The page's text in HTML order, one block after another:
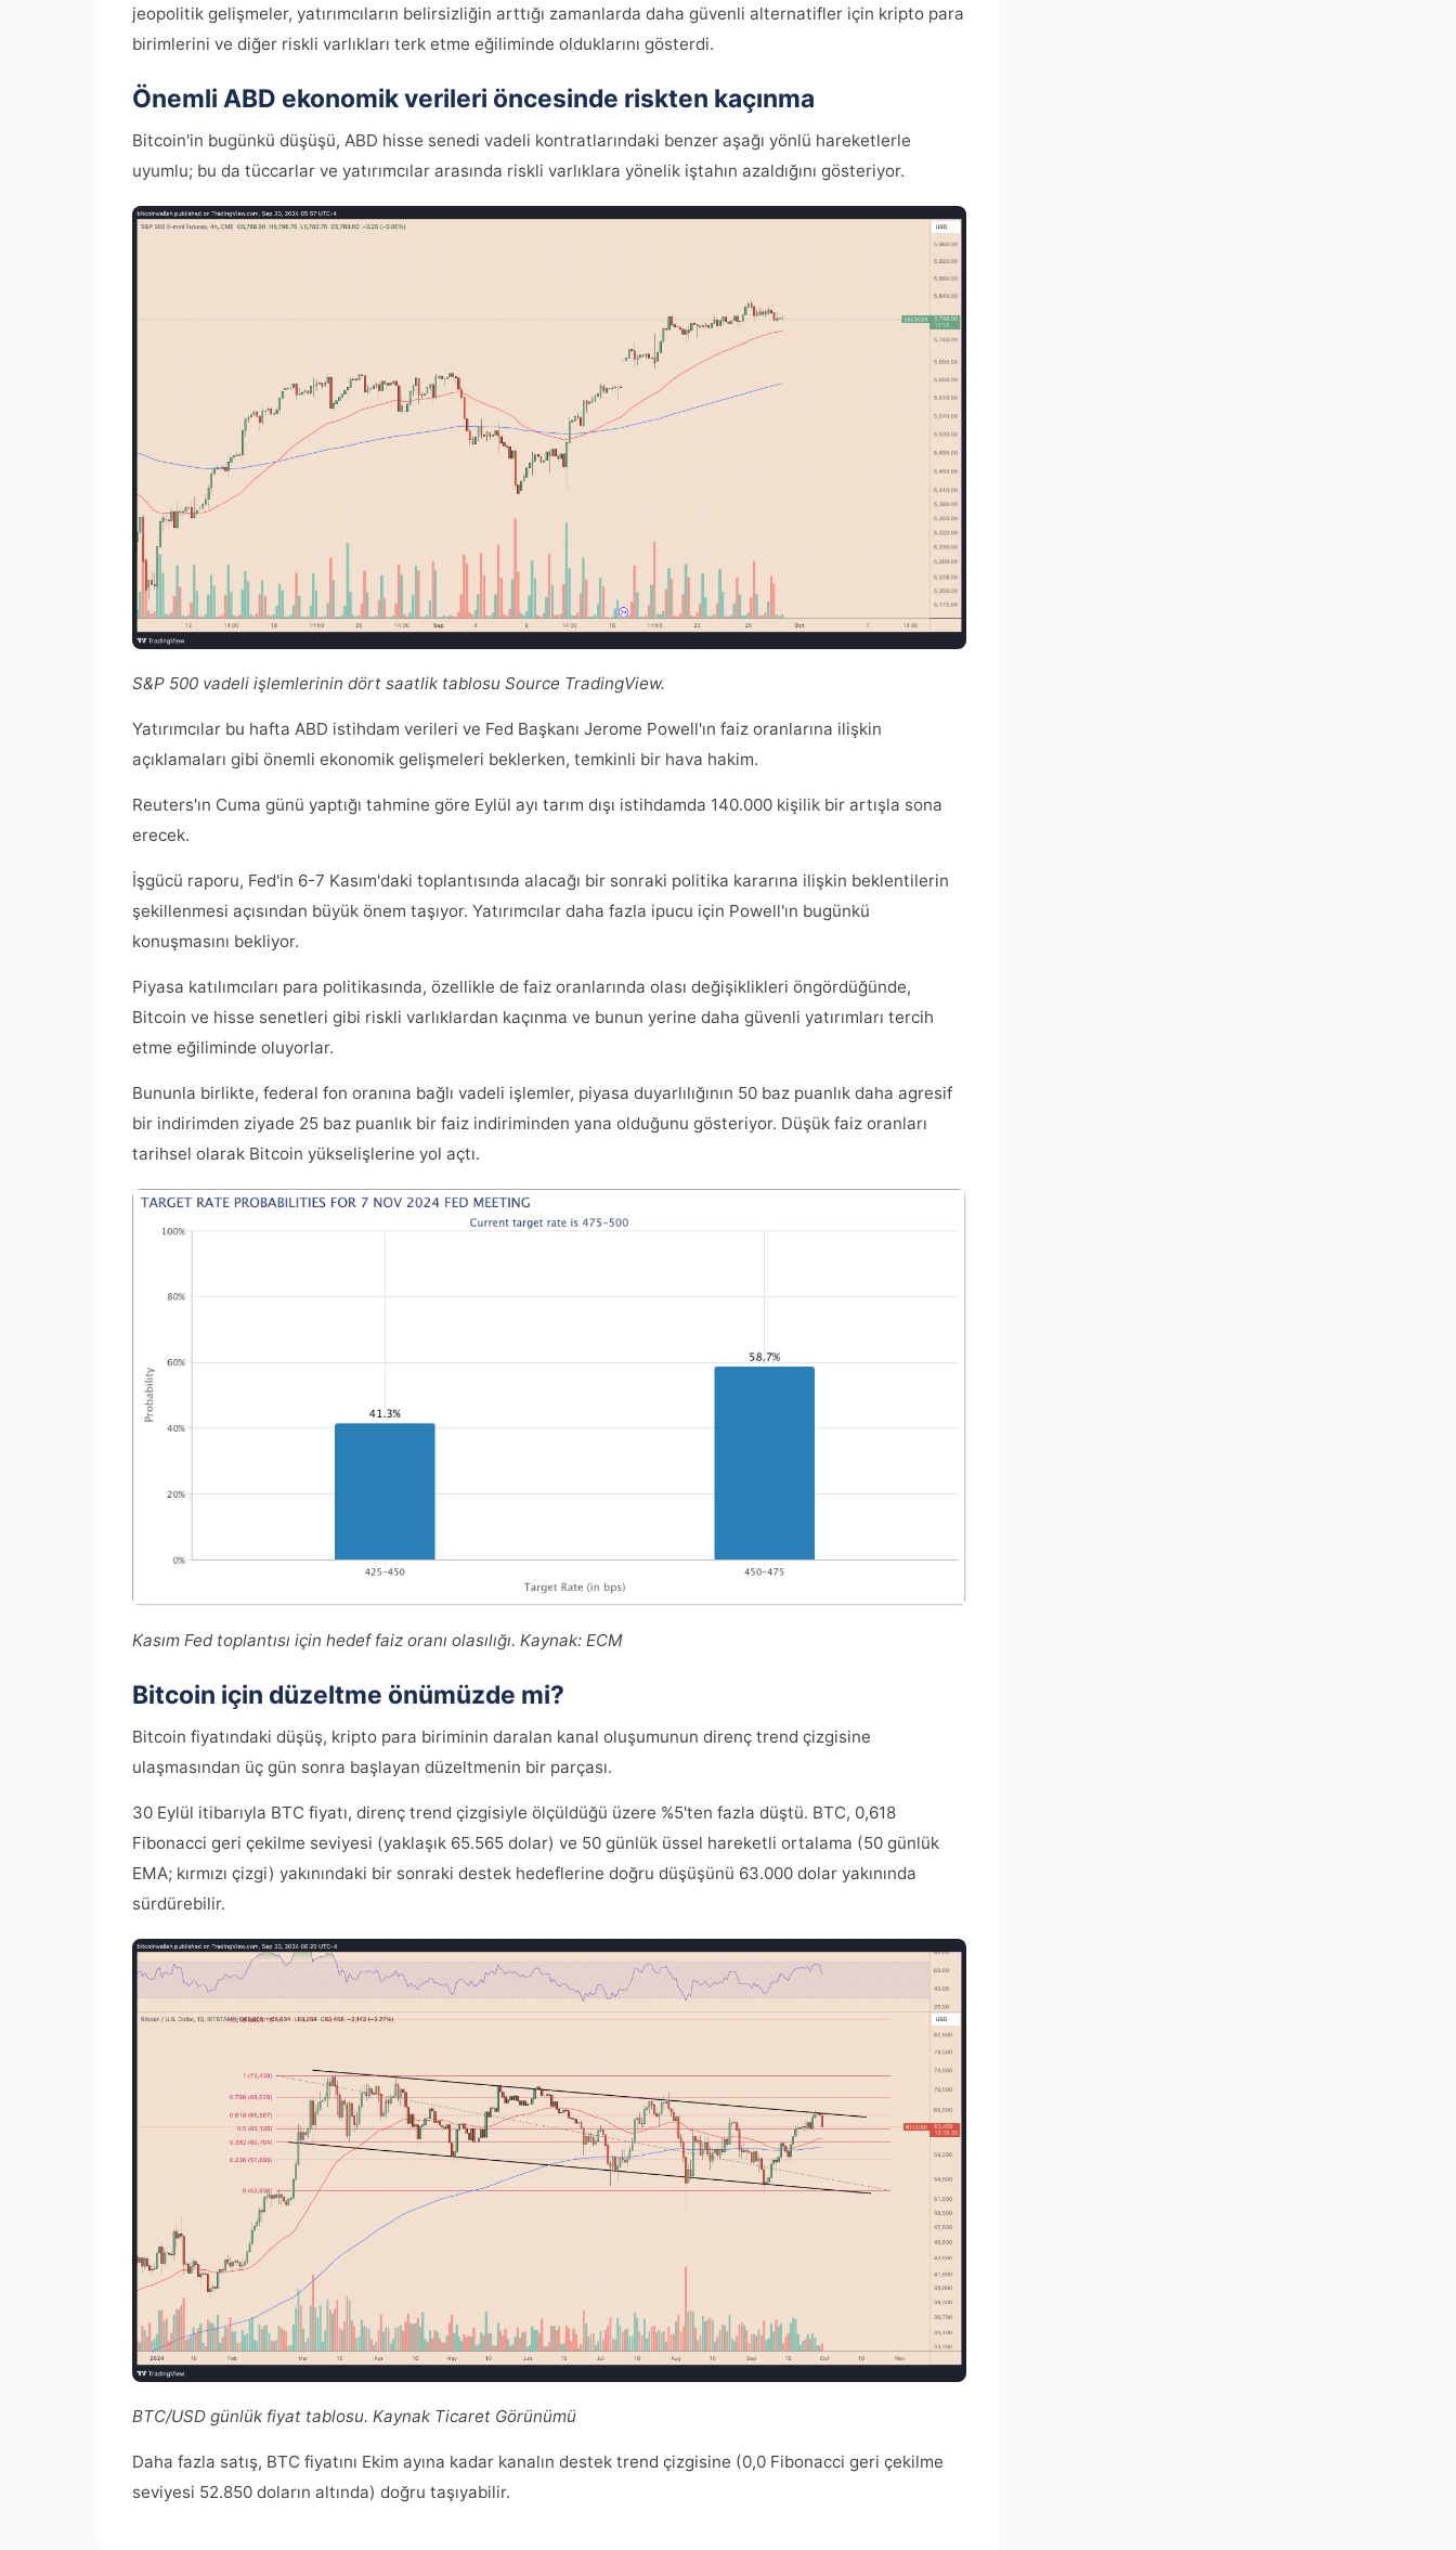
jeopolitik gelişmeler, yatırımcıların belirsizliğin arttığı zamanlarda daha güvenli alternatifler için kripto para
birimlerini ve diğer riskli varlıkları terk etme eğiliminde olduklarını gösterdi.
Önemli ABD ekonomik verileri öncesinde riskten kaçınma
Bitcoin'in bugünkü düşüşü, ABD hisse senedi vadeli kontratlarındaki benzer aşağı yönlü hareketlerle
uyumlu; bu da tüccarlar ve yatırımcılar arasında riskli varlıklara yönelik iştahın azaldığını gösteriyor.
S&P 500 vadeli işlemlerinin dört saatlik tablosu Source TradingView.
Yatırımcılar bu hafta ABD istihdam verileri ve Fed Başkanı Jerome Powell'ın faiz oranlarına ilişkin
açıklamaları gibi önemli ekonomik gelişmeleri beklerken, temkinli bir hava hakim.
Reuters'ın Cuma günü yaptığı tahmine göre Eylül ayı tarım dışı istihdamda 140.000 kişilik bir artışla sona
erecek.
İşgücü raporu, Fed'in 6-7 Kasım'daki toplantısında alacağı bir sonraki politika kararına ilişkin beklentilerin
şekillenmesi açısından büyük önem taşıyor. Yatırımcılar daha fazla ipucu için Powell'ın bugünkü
konuşmasını bekliyor.
Piyasa katılımcıları para politikasında, özellikle de faiz oranlarında olası değişiklikleri öngördüğünde,
Bitcoin ve hisse senetleri gibi riskli varlıklardan kaçınma ve bunun yerine daha güvenli yatırımları tercih
etme eğiliminde oluyorlar.
Bununla birlikte, federal fon oranına bağlı vadeli işlemler, piyasa duyarlılığının 50 baz puanlık daha agresif
bir indirimden ziyade 25 baz puanlık bir faiz indiriminden yana olduğunu gösteriyor. Düşük faiz oranları
tarihsel olarak Bitcoin yükselişlerine yol açtı.
Kasım Fed toplantısı için hedef faiz oranı olasılığı. Kaynak: ECM
Bitcoin için düzeltme önümüzde mi?
Bitcoin fiyatındaki düşüş, kripto para biriminin daralan kanal oluşumunun direnç trend çizgisine
ulaşmasından üç gün sonra başlayan düzeltmenin bir parçası.
30 Eylül itibarıyla BTC fiyatı, direnç trend çizgisiyle ölçüldüğü üzere %5'ten fazla düştü. BTC, 0,618
Fibonacci geri çekilme seviyesi (yaklaşık 65.565 dolar) ve 50 günlük üssel hareketli ortalama (50 günlük
EMA; kırmızı çizgi) yakınındaki bir sonraki destek hedeflerine doğru düşüşünü 63.000 dolar yakınında
sürdürebilir.
BTC/USD günlük fiyat tablosu. Kaynak Ticaret Görünümü
Daha fazla satış, BTC fiyatını Ekim ayına kadar kanalın destek trend çizgisine (0,0 Fibonacci geri çekilme
seviyesi 52.850 doların altında) doğru taşıyabilir.